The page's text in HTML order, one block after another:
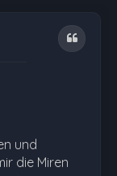
Zitat
und
die Miren